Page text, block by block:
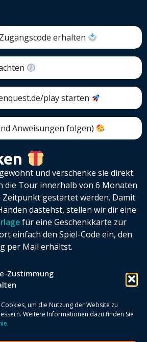
Zustimmung
um die Nutzung der Website zu
Weitere Informationen dazu finden Sie
.
erhalten
play starten
Anweisungen folgen)
und verschenke sie direkt.
die Tour innerhalb von 6 Monaten
Zeitpunkt gestartet werden. Damit
dastehst, stellen wir dir eine
für eine Geschenkkarte zur
einfach den Spiel-Code ein, den
per Mail erhältst.